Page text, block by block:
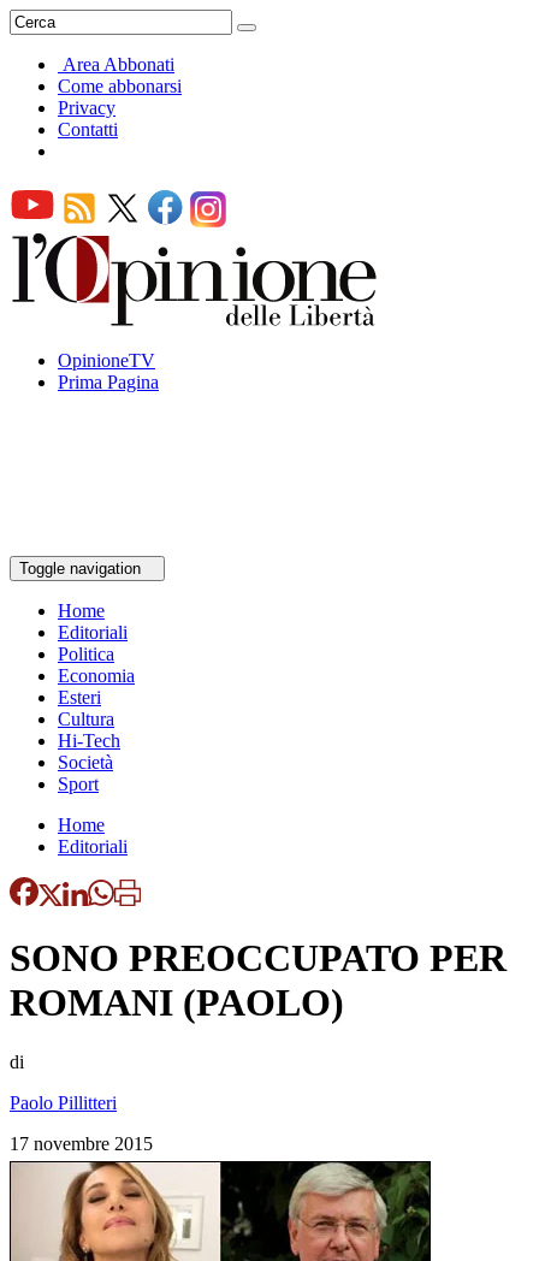
Area Abbonati
Come abbonarsi
Privacy
Contatti
OpinioneTV
Prima Pagina
Toggle navigation
Home
Editoriali
Politica
Economia
Esteri
Cultura
Hi-Tech
Società
Sport
Home
Editoriali
SONO PREOCCUPATO PER
ROMANI (PAOLO)
di
Paolo Pillitteri
17 novembre 2015